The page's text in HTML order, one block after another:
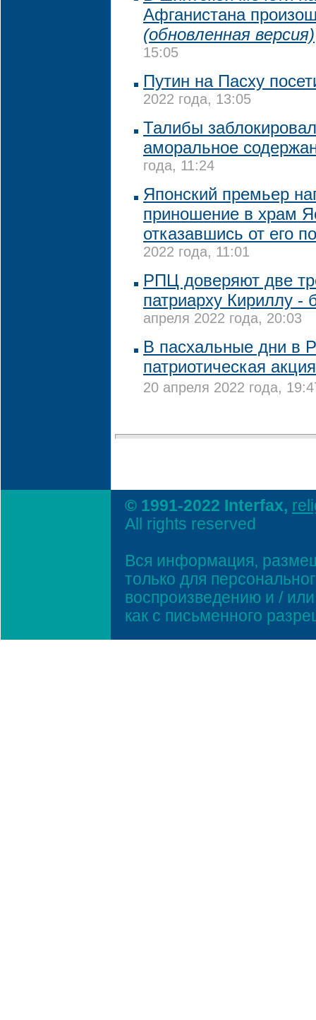
Афганистана
(обновленная версия)
15:05
Путин на Пасху
2022 года, 13:05
Талибы
аморальное
года, 11:24
Японский премьер
приношение в храм
отказавшись от его
2022 года, 11:01
РПЦ доверяют две
патриарху Кириллу -
апреля 2022 года, 20:03
В пасхальные дни в
патриотическая
20 апреля 2022 года,
© 1991-2022 Interfax,
All rights reserved
Вся информация,
только для
воспроизведению и /
как с письменного